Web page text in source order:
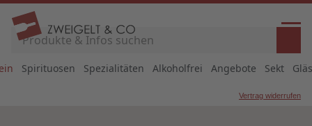
Spirituosen Spezialitäten Alkoholfrei Angebote Sekt
Vertrag widerrufen